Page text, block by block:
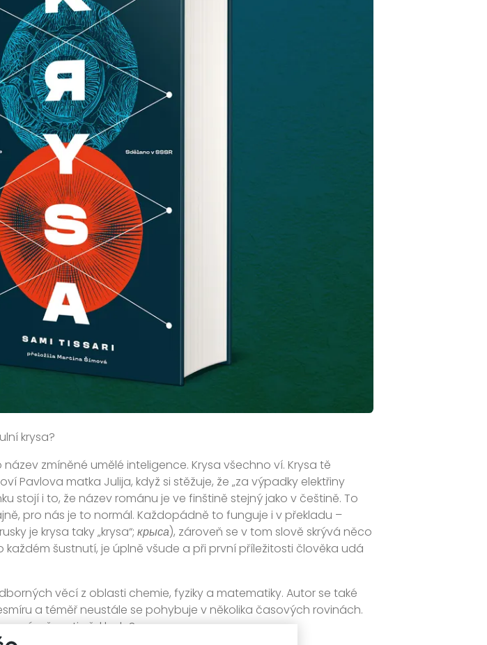
krysa?
název zmíněné umělé inteligence. Krysa všechno ví. Krysa tě
Pavlova matka Julija, když si stěžuje, že „za výpadky elektřiny
stojí i to, že název románu je ve finštině stejný jako v češtině. To
pro nás je to normál. Každopádně to funguje i v překladu –
je krysa taky „krysa“; крыса), zároveň se v tom slově skrývá něco
šustnutí, je úplně všude a při první příležitosti člověka udá
věcí z oblasti chemie, fyziky a matematiky. Autor se také
a téměř neustále se pohybuje v několika časových rovinách.
náročnosti překladu?